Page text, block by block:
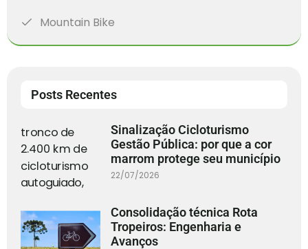
Mountain Bike
Posts Recentes
Sinalização Cicloturismo
Gestão Pública: por que a cor
marrom protege seu município
22/07/2026
Consolidação técnica Rota
Tropeiros: Engenharia e
Avanços